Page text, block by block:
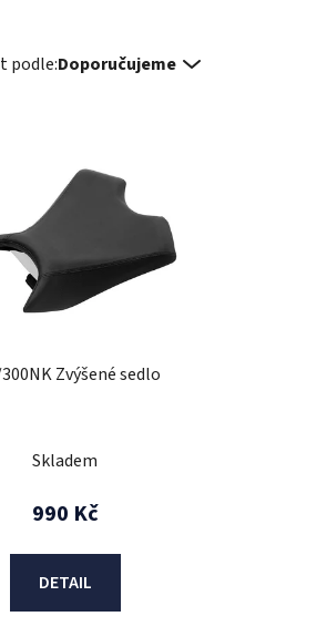
podle:Doporučujeme
Zvýšené sedlo
Skladem
990 Kč
DETAIL